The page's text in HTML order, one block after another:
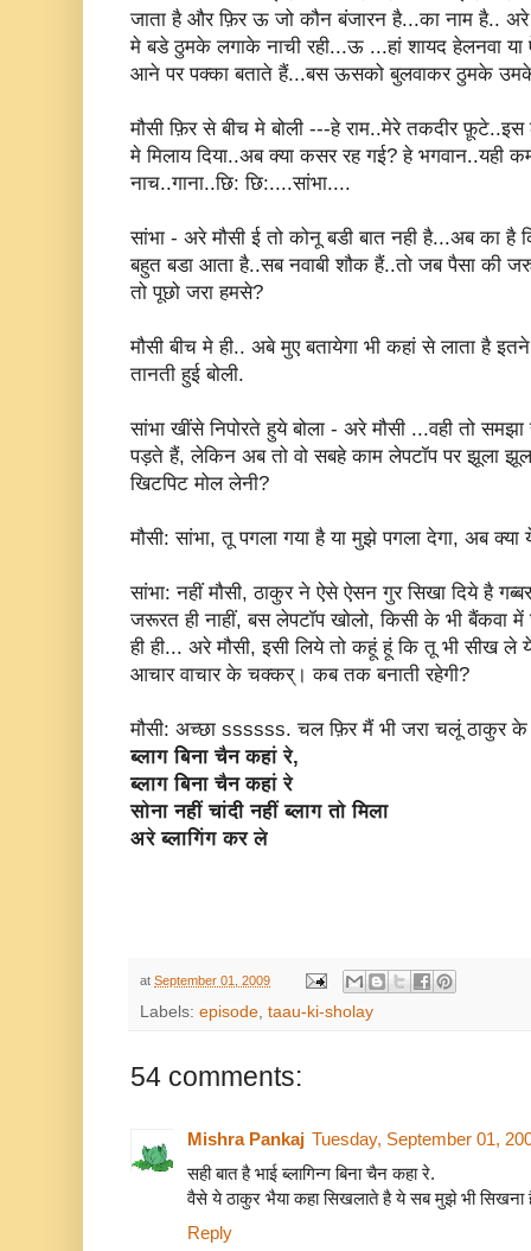
जाता है और फ़िर ऊ जो कौन बंजारन है...का नाम है.. अरे
मे बडे ठुमके लगाके नाची रही...ऊ ...हां शायद हेलनवा या
आने पर पक्का बताते हैं...बस ऊसको बुलवाकर ठुमके
मौसी फ़िर से बीच मे बोली ---हे राम..मेरे तकदीर
मे मिलाय दिया..अब क्या कसर रह गई? हे भगवान..यही
नाच..गाना..छि: छि:....सांभा....
सांभा - अरे मौसी ई तो कोनू बडी बात नही है...अब का है
बहुत बडा आता है..सब नवाबी शौक हैं..तो जब पैसा की
तो पूछो जरा हमसे?
मौसी बीच मे ही.. अबे मुए बतायेगा भी कहां से लाता है
तानती हुई बोली.
सांभा खींसे निपोरते हुये बोला - अरे मौसी ...वही तो
पड़ते हैं, लेकिन अब तो वो सबहे काम लेपटॉप पर झूला
खिटपिट मोल लेनी?
मौसी: सांभा, तू पगला गया है या मुझे पगला देगा, अब
सांभा: नहीं मौसी, ठाकुर ने ऐसे ऐसन गुर सिखा दिये है
जरूरत ही नाहीं, बस लेपटॉप खोलो, किसी के भी बैंकवा
ही ही... अरे मौसी, इसी लिये तो कहूं हूं कि तू भी सीख
आचार वाचार के चक्कर्। कब तक बनाती रहेगी?
मौसी: अच्छा ssssss. चल फ़िर मैं भी जरा चलूं ठाकुर
ब्लाग बिना चैन कहां रे,
ब्लाग बिना चैन कहां रे
सोना नहीं चांदी नहीं ब्लाग तो मिला
अरे ब्लागिंग कर ले
at September 01, 2009
Labels: episode taau-ki-sholay
54 comments:
Mishra Pankaj Tuesday, September 01,
सही बात है भाई ब्लागिन्ग बिना चैन कहा रे.
वैसे ये ठाकुर भैया कहा सिखलाते है ये सब मुझे भी सिखना
Reply